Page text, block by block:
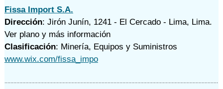
Fissa Import S.A.
Dirección: Jirón Junín, 1241 - El Cercado - Lima, Lima.
Ver plano y más información
Clasificación: Minería, Equipos y Suministros
www.wix.com/fissa_impo